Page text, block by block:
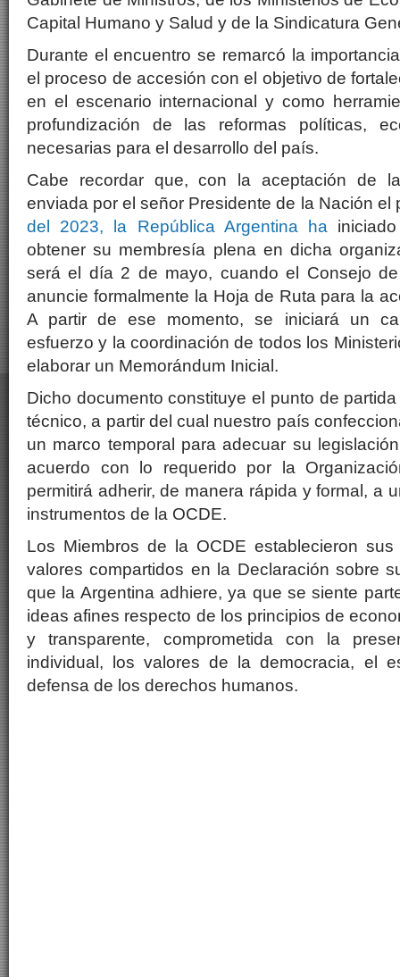
Capital Humano y Salud y de la Sindicatura
Durante el encuentro se remarcó la
el proceso de accesión con el objetivo de
en el escenario internacional y como
profundización de las reformas políticas,
necesarias para el desarrollo del país.
Cabe recordar que, con la aceptación de
enviada por el señor Presidente de la Nación el
del 2023, la República Argentina ha
obtener su membresía plena en dicha
será el día 2 de mayo, cuando el Consejo
anuncie formalmente la Hoja de Ruta para la
A partir de ese momento, se iniciará un
esfuerzo y la coordinación de todos los
elaborar un Memorándum Inicial.
Dicho documento constituye el punto de
técnico, a partir del cual nuestro país
un marco temporal para adecuar su
acuerdo con lo requerido por la
permitirá adherir, de manera rápida y formal, a
instrumentos de la OCDE.
Los Miembros de la OCDE establecieron
valores compartidos en la Declaración sobre
que la Argentina adhiere, ya que se siente
ideas afines respecto de los principios de
y transparente, comprometida con la
individual, los valores de la democracia, el
defensa de los derechos humanos.